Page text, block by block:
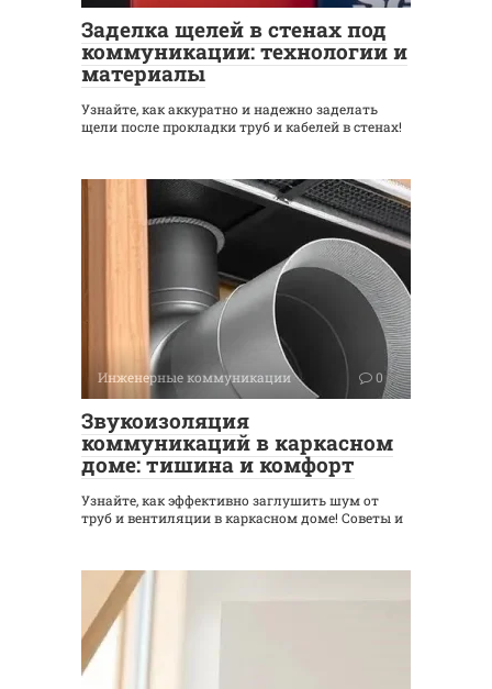
Заделка щелей в стенах под
коммуникации: технологии и
материалы
Узнайте, как аккуратно и надежно заделать
щели после прокладки труб и кабелей в стенах!
Инженерные коммуникации 0
Звукоизоляция
коммуникаций в каркасном
доме: тишина и комфорт
Узнайте, как эффективно заглушить шум от
труб и вентиляции в каркасном доме! Советы и